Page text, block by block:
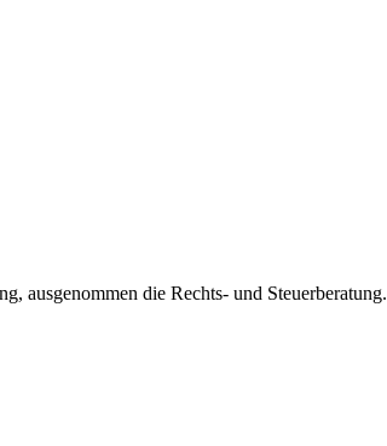
ausgenommen die Rechts- und Steuerberatung.